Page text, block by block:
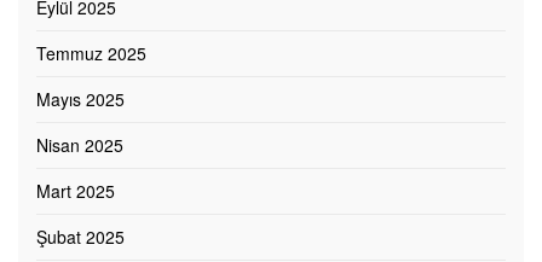
Eylül 2025
Temmuz 2025
Mayıs 2025
Nisan 2025
Mart 2025
Şubat 2025